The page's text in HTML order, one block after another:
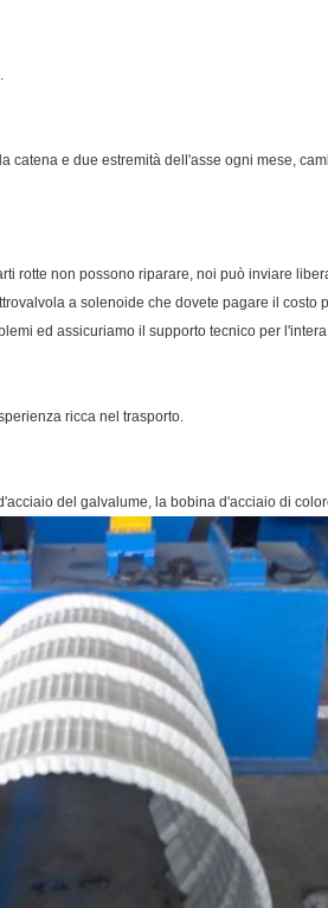
catena e due estremità dell'asse ogni mese,
rotte non possono riparare, noi può inviare
a solenoide che dovete pagare il costo
ed assicuriamo il supporto tecnico per
ricca nel trasporto.
del galvalume, la bobina d'acciaio di